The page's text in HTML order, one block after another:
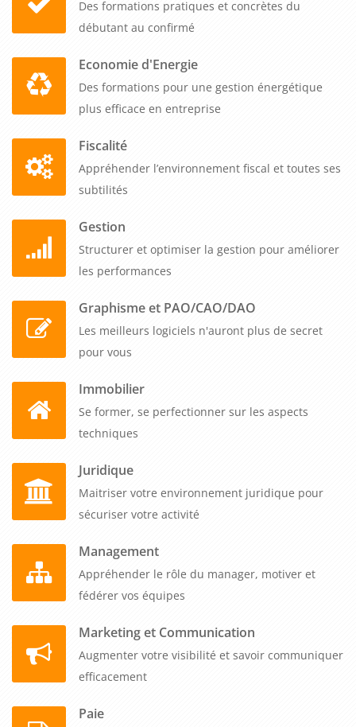
respect des réglementations en vigueur.
Des formations pratiques et concrètes du
débutant au confirmé
Economie d'Energie
Des formations pour une gestion énergétique
plus efficace en entreprise
Fiscalité
Appréhender l’environnement fiscal et toutes ses
subtilités
Gestion
Structurer et optimiser la gestion pour améliorer
les performances
Graphisme et PAO/CAO/DAO
Les meilleurs logiciels n'auront plus de secret
pour vous
Immobilier
Se former, se perfectionner sur les aspects
techniques
Juridique
Maitriser votre environnement juridique pour
sécuriser votre activité
Management
Appréhender le rôle du manager, motiver et
fédérer vos équipes
Marketing et Communication
Augmenter votre visibilité et savoir communiquer
efficacement
Paie